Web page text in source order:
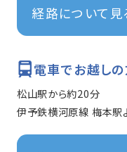
経路について見
電車でお越し
松山駅から約20分
伊予鉄横河原線 梅本駅